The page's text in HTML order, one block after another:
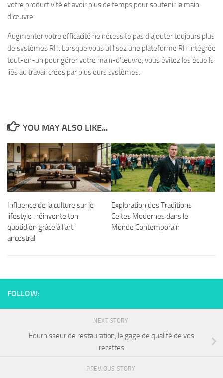
votre productivité et avoir plus de temps pour soutenir la main-
d’œuvre.
Augmenter votre efficacité ne nécessite pas d’ajouter toujours plus
de systèmes RH. Lorsque vous utilisez une plateforme RH intégrée
tout-en-un pour gérer votre main-d’œuvre, vous évitez les écueils
liés au travail crées par plusieurs systèmes.
YOU MAY ALSO LIKE...
Influence de la culture sur le
lifestyle : réinvente ton
quotidien grâce à l’art
ancestral
Exploration des Traditions
Celtes Modernes dans le
Monde Contemporain
FOLLOW:
NEXT STORY
Fournisseur de restauration, le gage de qualité de vos
recettes
PREVIOUS STORY